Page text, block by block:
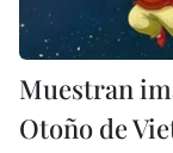
Muestran
Otoño de